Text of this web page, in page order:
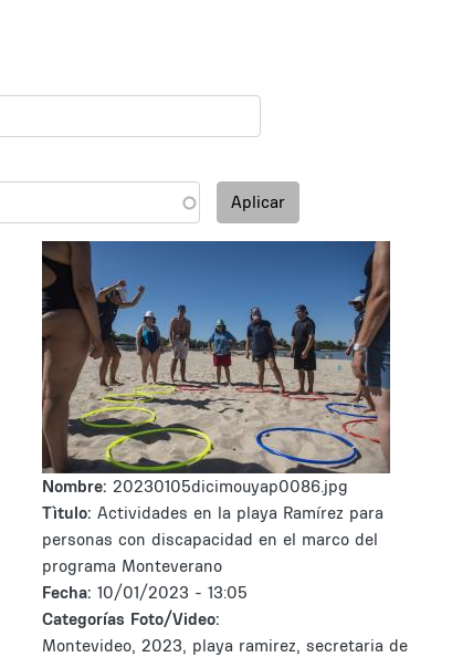
Aplicar
Nombre: 20230105dicimouyap0086.jpg
Tìtulo: Actividades en la playa Ramírez para
personas con discapacidad en el marco del
programa Monteverano
Fecha: 10/01/2023 - 13:05
Categorías Foto/Video:
Montevideo, 2023, playa ramirez, secretaria de